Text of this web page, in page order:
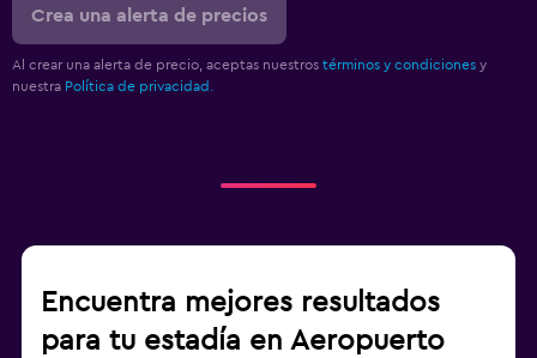
Crea una alerta de precios
Al crear una alerta de precio, aceptas nuestros términos y condiciones y
nuestra Política de privacidad.
Encuentra mejores resultados
para tu estadía en Aeropuerto